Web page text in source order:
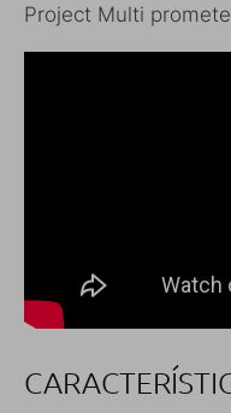
Project Multi